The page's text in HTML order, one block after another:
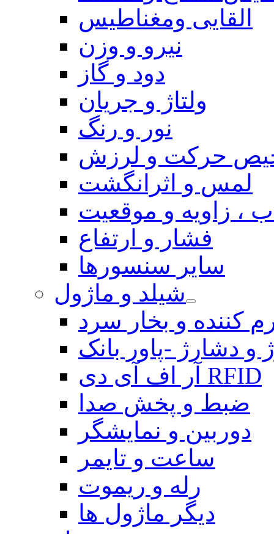
القایی ومغناطیس
نیرو و وزن
دود و گاز
ولتاژ و جریان
نور و رنگ
حرکت و لرزش
لمس و اثرانگشت
، زاویه و موقعیت
فشار و ارتفاع
سایر سنسورها
شیلد و ماژول
کننده و بخار سرد
و دشارژ -پاور بانک
آر اف آی دی RFID
ضبط و پخش صدا
دوربین و نمایشگر
ساعت و تایمر
رله و ریموت
دیگر ماژول ها